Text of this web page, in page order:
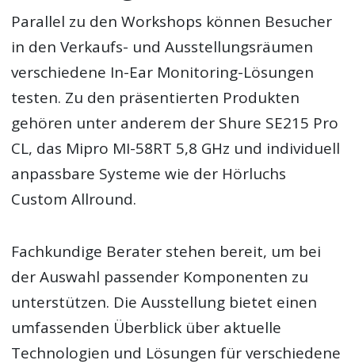
Parallel zu den Workshops können Besucher
in den Verkaufs- und Ausstellungsräumen
verschiedene In-Ear Monitoring-Lösungen
testen. Zu den präsentierten Produkten
gehören unter anderem der Shure SE215 Pro
CL, das Mipro MI-58RT 5,8 GHz und individuell
anpassbare Systeme wie der Hörluchs
Custom Allround.
Fachkundige Berater stehen bereit, um bei
der Auswahl passender Komponenten zu
unterstützen. Die Ausstellung bietet einen
umfassenden Überblick über aktuelle
Technologien und Lösungen für verschiedene